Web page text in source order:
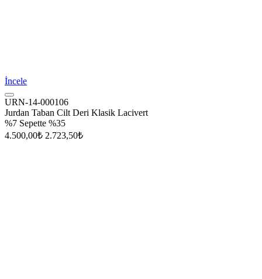
İncele
URN-14-000106
Jurdan Taban Cilt Deri Klasik Lacivert
%7 Sepette %35
4.500,00₺ 2.723,50₺